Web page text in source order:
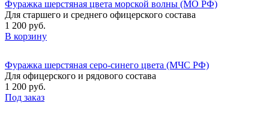
Фуражка шерстяная цвета морской волны (МО РФ)
Для старшего и среднего офицерского состава
1 200 руб.
В корзину
Фуражка шерстяная серо-синего цвета (МЧС РФ)
Для офицерского и рядового состава
1 200 руб.
Под заказ